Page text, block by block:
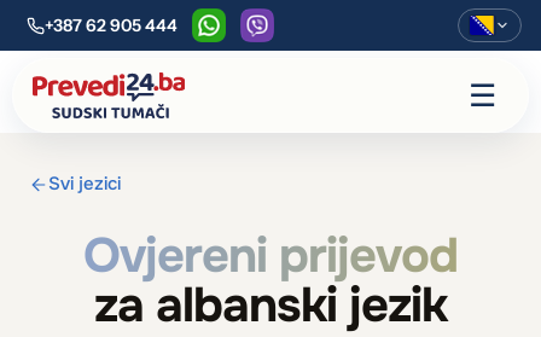
+387 62 905 444
WhatsApp
Viber
☰
Svi jezici
Ovjereni prijevod
za albanski jezik